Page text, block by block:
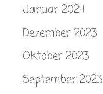
Januar 2024
Dezember 2023
Oktober 2023
September 2023